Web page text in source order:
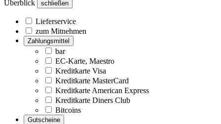
Überblick schließen
Lieferservice
zum Mitnehmen
Zahlungsmittel
bar
EC-Karte, Maestro
Kreditkarte Visa
Kreditkarte MasterCard
Kreditkarte American Express
Kreditkarte Diners Club
Bitcoins
Gutscheine